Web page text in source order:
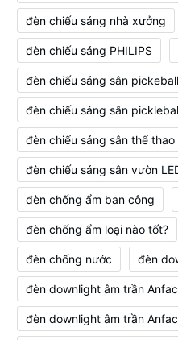
đèn chiếu sáng nhà xưởng
đèn chiếu sáng PHILIPS
đèn chiếu sáng sân pickeball
đèn chiếu sáng sân
đèn chiếu sáng sân thể thao
đèn chiếu sáng sân vườn
đèn chống ẩm ban công
đèn chống ẩm loại nào tốt?
đèn chống nước đèn
đèn downlight âm trần
đèn downlight âm trần